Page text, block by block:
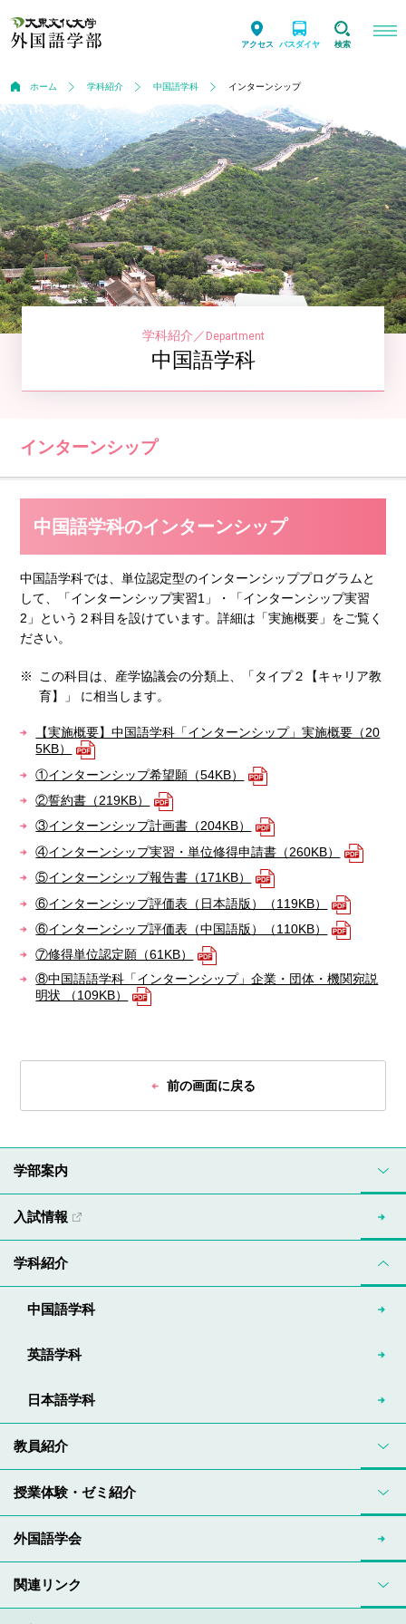
アクセス バスダイヤ 検索
ホーム 学科紹介 中国語学科 インターンシップ
学科紹介／ Department
中国語学科
インターンシップ
中国語学科のインターンシップ
中国語学科では、単位認定型のインターンシッププログラムと
して、「インターンシップ実習1」・「インターンシップ実習
2」という２科目を設けています。詳細は「実施概要」をご覧く
ださい。
この科目は、産学協議会の分類上、「タイプ２【キャリア教
育】」 に相当します。
【実施概要】中国語学科「インターンシップ」実施概要（20
5KB）
①インターンシップ希望願（54KB）
②誓約書（219KB）
③インターンシップ計画書（204KB）
④インターンシップ実習・単位修得申請書（260KB）
⑤インターンシップ報告書（171KB）
⑥インターンシップ評価表（日本語版）（119KB）
⑥インターンシップ評価表（中国語版）（110KB）
⑦修得単位認定願（61KB）
⑧中国語語学科「インターンシップ」企業・団体・機関宛説
明状 （109KB）
前の画面に戻る
学部案内
入試情報
学科紹介
中国語学科
英語学科
日本語学科
教員紹介
授業体験・ゼミ紹介
外国語学会
関連リンク